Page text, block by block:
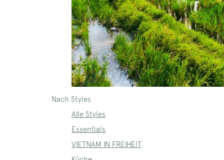
Nach Styles
Alle Styles
Essentials
VIETNAM IN FREIHEIT